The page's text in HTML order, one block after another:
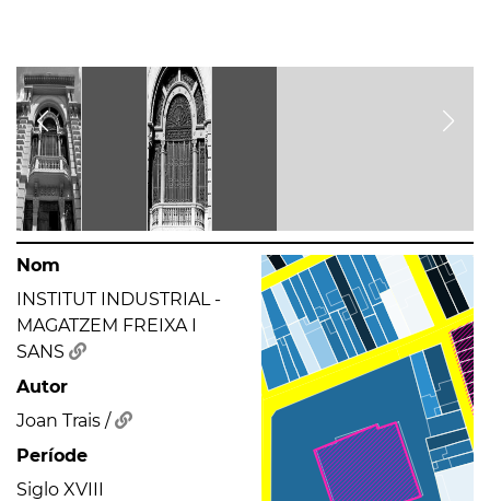
Nom
INSTITUT INDUSTRIAL -
MAGATZEM FREIXA I
SANS
Autor
Joan Trais /
Període
Siglo XVIII